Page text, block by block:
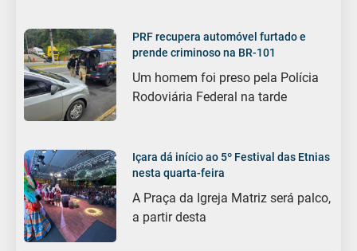
PRF recupera automóvel furtado e
prende criminoso na BR-101
Um homem foi preso pela Polícia
Rodoviária Federal na tarde
Içara dá início ao 5º Festival das Etnias
nesta quarta-feira
A Praça da Igreja Matriz será palco,
a partir desta